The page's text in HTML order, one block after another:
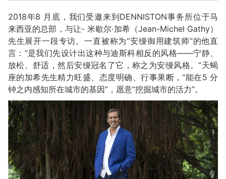
2018年8 月底，我们受邀来到DENNISTON事务所位于马
来西亚的总部，与让- 米歇尔·加希（Jean-Michel Gathy）
先生展开一段专访。一直被称为“安缦御用建筑师”的他直
言：“是我们先设计出这种与迪斯科相反的风格——宁静、
放松、舒适，然后安缦冠名了它，称之为安缦风格。”天蝎
座的加希先生精力旺盛、态度明确、行事果断，“能在5 分
钟之内感知所在城市的基因”，愿意“挖掘城市的活力”。